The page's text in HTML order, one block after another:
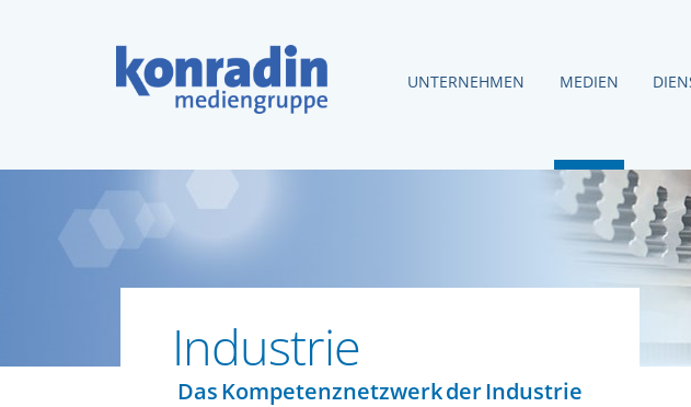
UNTERNEHMEN MEDIEN
Industrie
Das Kompetenznetzwerk der Industrie